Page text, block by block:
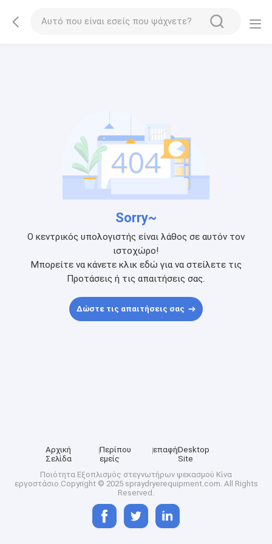
Sorry~
Ο κεντρικός υπολογιστής είναι λάθος σε αυτόν τον
ιστοχώρο!
Μπορείτε να κάνετε κλικ εδώ για να στείλετε τις
Προτάσεις ή τις απαιτήσεις σας.
Δώστε τις απαιτήσεις σας
Αρχική
Σελίδα
Περίπου
εμείς
επαφήDesktop
Site
Ποιότητα Εξοπλισμός στεγνωτήρων ψεκασμού Κίνα
εργοστάσιο.Copyright © 2025 spraydryerequipment.com. All Rights
Reserved.